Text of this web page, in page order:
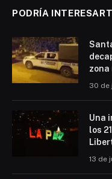
PODRÍA
zona
30 de
Una
los
13 de